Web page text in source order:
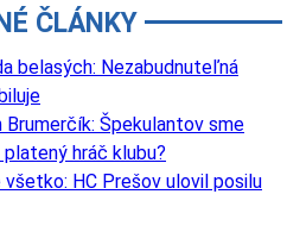
ČLÁNKY
belasých: Nezabudnuteľná
Špekulantov sme
hráč klubu?
HC Prešov ulovil posilu